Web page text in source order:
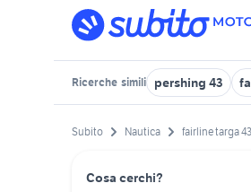
Ricerche simili pershing 43
Subito Nautica fairline targa 43
Cosa cerchi?